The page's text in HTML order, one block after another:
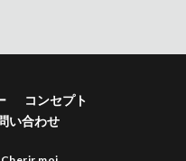
コンセプト
い合わせ